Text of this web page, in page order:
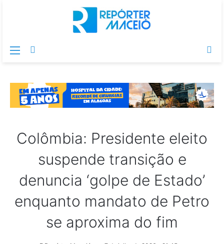
Menu
Colômbia: Presidente eleito
suspende transição e
denuncia ‘golpe de Estado’
enquanto mandato de Petro
se aproxima do fim